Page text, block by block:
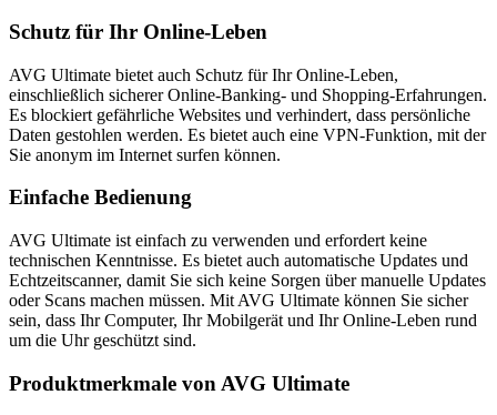
Schutz für Ihr Online-Leben
AVG Ultimate bietet auch Schutz für Ihr Online-Leben,
einschließlich sicherer Online-Banking- und Shopping-Erfahrungen.
Es blockiert gefährliche Websites und verhindert, dass persönliche
Daten gestohlen werden. Es bietet auch eine VPN-Funktion, mit der
Sie anonym im Internet surfen können.
Einfache Bedienung
AVG Ultimate ist einfach zu verwenden und erfordert keine
technischen Kenntnisse. Es bietet auch automatische Updates und
Echtzeitscanner, damit Sie sich keine Sorgen über manuelle Updates
oder Scans machen müssen. Mit AVG Ultimate können Sie sicher
sein, dass Ihr Computer, Ihr Mobilgerät und Ihr Online-Leben rund
um die Uhr geschützt sind.
Produktmerkmale von AVG Ultimate